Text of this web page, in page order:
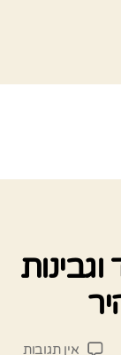
אין תגובות